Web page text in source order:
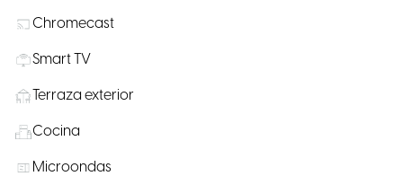
Chromecast
Smart TV
Terraza exterior
Cocina
Microondas